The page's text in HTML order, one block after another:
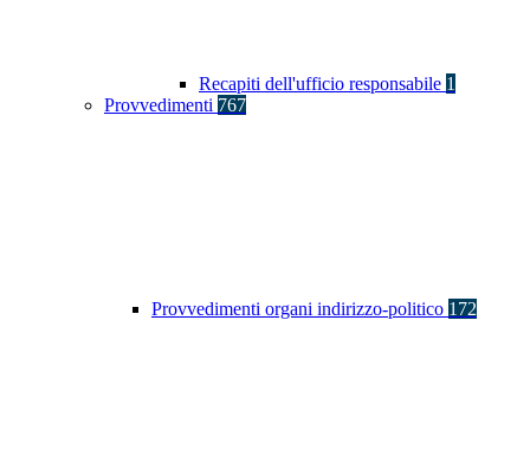
Recapiti dell'ufficio responsabile 1
Provvedimenti 767
Provvedimenti organi indirizzo-politico 172